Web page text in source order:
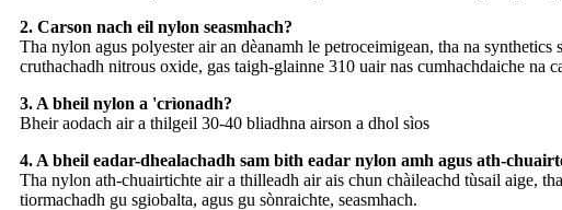
2. Carson nach eil nylon seasmhach?
Tha nylon agus polyester air an dèanamh le petroceimigean, tha na
cruthachadh nitrous oxide, gas taigh-glainne 310 uair nas cumhachdaiche na
3. A bheil nylon a 'crìonadh?
Bheir aodach air a thilgeil 30-40 bliadhna airson a dhol sìos
4. A bheil eadar-dhealachadh sam bith eadar nylon amh agus ath-
Tha nylon ath-chuairtichte air a thilleadh air ais chun chàileachd tùsail aige,
tiormachadh gu sgiobalta, agus gu sònraichte, seasmhach.